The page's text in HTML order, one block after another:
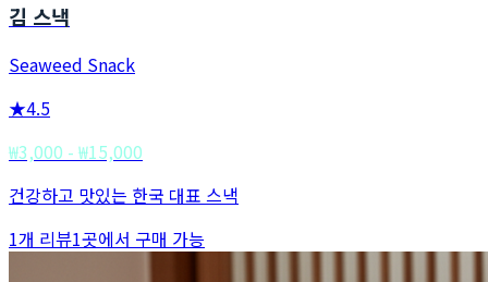
김 스낵
Seaweed Snack
★4.5
₩3,000 - ₩15,000
건강하고 맛있는 한국 대표 스낵
1개 리뷰1곳에서 구매 가능